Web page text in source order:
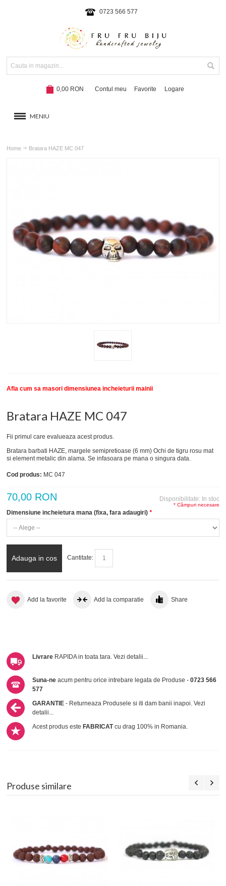
0723 566 577
0,00 RON Contul meu Favorite Logare
MENIU
NOUTATI 2024 Hot!
SETURI BRATARI New
Home Bratara HAZE MC 047
Afla cum sa masori dimensiunea incheieturii mainii
Bratara HAZE MC 047
Fii primul care evalueaza acest produs.
Bratara barbati HAZE, margele semipretioase (6 mm) Ochi de tigru rosu mat
si element metalic din alama. Se infasoara pe mana o singura data.
Cod produs: MC 047
Disponibilitate: In stoc
70,00 RON
*
Dimensiune incheietura mana (fixa, fara adaugiri)
* Câmpuri necesare
Adauga in cos Cantitate:
Add la favorite Add la comparatie Share
Livrare RAPIDA in toata tara.Vezi detalii...
Suna-ne acum pentru orice intrebare legata de Produse -0723 566
577
GARANTIE - Returneaza Produsele si iti dam banii inapoi.Vezi
detalii...
Acest produs este FABRICATcu drag 100% in Romania.
Produse similare